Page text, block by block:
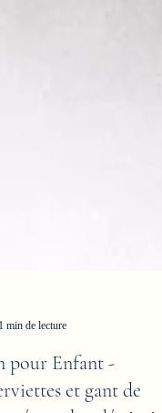
min de lecture
pour Enfant -